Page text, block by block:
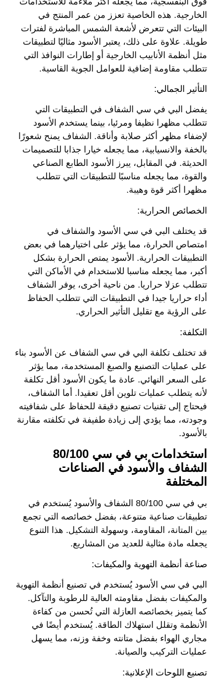
الخارجية. هذه الخاصية تعزز من عمر المنتج في
البيئات التي تتعرض لأشعة الشمس المباشرة لفترات
طويلة. علاوة على ذلك، يعتبر الأسود مثاليًا لتطبيقات
مثل أنظمة الأنابيب الخارجية أو إطارات النوافذ التي
تتطلب مقاومة إضافية للعوامل الجوية القاسية.
التأثير الجمالي:
يفضل البي في سي الشفاف في التطبيقات التي
تتطلب مظهرا نظيفا ومرئيا، بينما يستخدم الأسود
لإضفاء مظهر أكثر صلابة وأناقة. الشفاف يمنح شعورًا
بالخفة والانسيابية، مما يجعله خيارا جذابا للتصميمات
الحديثة. في المقابل، يبرز الأسود الطابع الصناعي
والقوة، مما يجعله مناسبًا للتطبيقات التي تتطلب
مظهرا أكثر قوة وهيبة.
الخصائص الحرارية:
قد يختلف البي في سي الأسود والشفاف في
امتصاص الحرارة، مما يؤثر على اختيارهما في بعض
التطبيقات الحرارية. الأسود يمتص الحرارة بشكل
أكبر، مما يجعله مناسبا للاستخدام في الأماكن التي
تتطلب عزلا حراريا. من ناحية أخرى، يوفر الشفاف
أداء حراريا جيدا في التطبيقات التي تتطلب الحفاظ
على الرؤية مع تقليل التأثير الحراري.
التكلفة:
قد تختلف تكلفة البي في سي الشفاف عن الأسود بناء
على عمليات التصنيع والصبغ المستخدمة، مما يؤثر
على السعر النهائي. عادة ما يكون الأسود أقل تكلفة
لأنه يتطلب عمليات تلوين أقل تعقيدا. أما الشفاف،
فيحتاج إلى تقنيات تصنيع دقيقة للحفاظ على شفافيته
وجودته، مما يؤدي إلى زيادة طفيفة في تكلفته مقارنة
بالأسود.
استخدامات بي في سي 80/100
الشفاف والأسود في الصناعات
المختلفة
بي في سي 80/100 الشفاف والأسود يُستخدم في
تطبيقات صناعية متنوعة، بفضل خصائصه التي تجمع
بين المتانة، المقاومة، وسهولة التشكيل. هذا التنوع
يجعله مادة مثالية للعديد من المشاريع.
صناعة أنظمة التهوية والمكيفات:
البي في سي الأسود يُستخدم في تصنيع أنظمة التهوية
والمكيفات بفضل مقاومته العالية للرطوبة والتآكل.
كما يتميز بخصائصه العازلة التي تُحسن من كفاءة
الأنظمة وتقلل استهلاك الطاقة. يُستخدم أيضًا في
مجاري الهواء بفضل متانته وخفة وزنه، مما يسهل
عمليات التركيب والصيانة.
تصنيع اللوحات الإعلانية: